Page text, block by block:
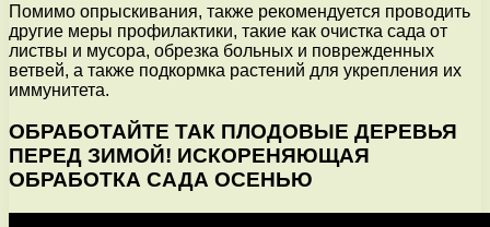
Помимо опрыскивания, также рекомендуется проводить
другие меры профилактики, такие как очистка сада от
листвы и мусора, обрезка больных и поврежденных
ветвей, а также подкормка растений для укрепления их
иммунитета.
ОБРАБОТАЙТЕ ТАК ПЛОДОВЫЕ ДЕРЕВЬЯ
ПЕРЕД ЗИМОЙ! ИСКОРЕНЯЮЩАЯ
ОБРАБОТКА САДА ОСЕНЬЮ